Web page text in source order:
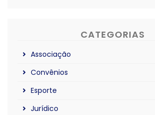
CATEGORIAS
Associação
Convênios
Esporte
Jurídico